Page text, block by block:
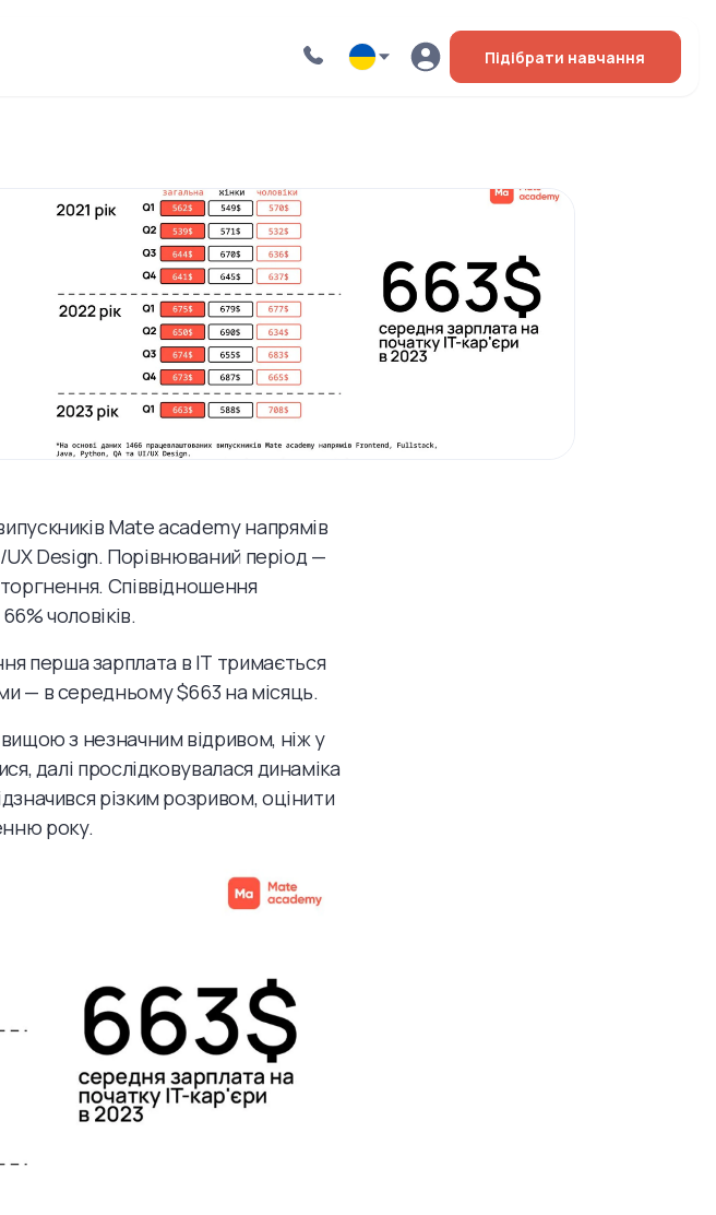
Підібрати навчання
Mate academy напрямів
Design. Порівнюваний період —
Співвідношення
чоловіків.
перша зарплата в ІТ тримається
— в середньому $663 на місяць.
з незначним відривом, ніж у
далі прослідковувалася динаміка
різким розривом, оцінити
року.